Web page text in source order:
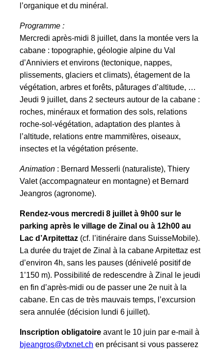
l’organique et du minéral.
Programme :
Mercredi après-midi 8 juillet, dans la montée vers la
cabane : topographie, géologie alpine du Val
d’Anniviers et environs (tectonique, nappes,
plissements, glaciers et climats), étagement de la
végétation, arbres et forêts, pâturages d’altitude, …
Jeudi 9 juillet, dans 2 secteurs autour de la cabane :
roches, minéraux et formation des sols, relations
roche-sol-végétation, adaptation des plantes à
l’altitude, relations entre mammifères, oiseaux,
insectes et la végétation présente.
Animation : Bernard Messerli (naturaliste), Thiery
Valet (accompagnateur en montagne) et Bernard
Jeangros (agronome).
Rendez-vous mercredi 8 juillet à 9h00 sur le
parking après le village de Zinal ou à 12h00 au
Lac d’Arpitettaz (cf. l’itinéraire dans SuisseMobile).
La durée du trajet de Zinal à la cabane Arpitettaz est
d’environ 4h, sans les pauses (dénivelé positif de
1’150 m). Possibilité de redescendre à Zinal le jeudi
en fin d’après-midi ou de passer une 2e nuit à la
cabane. En cas de très mauvais temps, l’excursion
sera annulée (décision lundi 6 juillet).
Inscription obligatoire avant le 10 juin par e-mail à
bjeangros@vtxnet.ch en précisant si vous passerez